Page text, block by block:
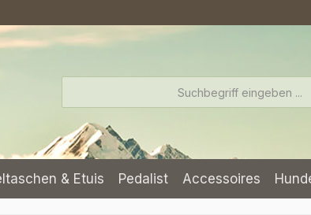
& Etuis Pedalist Accessoires